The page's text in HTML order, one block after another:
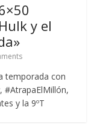
y el
temporada con
#AtrapaElMillón,
y la 9ºT